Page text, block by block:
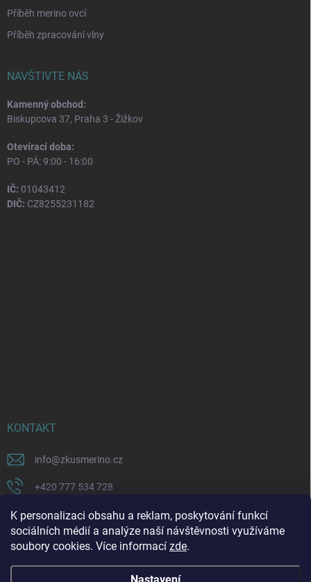
K personalizaci obsahu a reklam, poskytování funkcí
sociálních médií a analýze naší návštěvnosti využíváme
soubory cookies. Více informací zde.
Příběh merino ovcí
Příběh zpracování vlny
NAVŠTIVTE NÁS
Kamenný obchod:
Biskupcova 37, Praha 3 - Žižkov
Otevírací doba:
PO - PÁ: 9:00 - 16:00
IČ: 01043412
DIČ: CZ8255231182
KONTAKT
info@zkusmerino.cz
+420 777 534 728
https://www.facebook.com/zkusmerino/
zkusmerino.cz